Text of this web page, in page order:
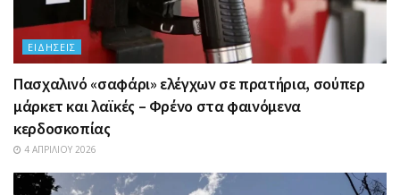
ΕΙΔΉΣΕΙΣ
Πασχαλινό «σαφάρι» ελέγχων σε πρατήρια, σούπερ
μάρκετ και λαϊκές – Φρένο στα φαινόμενα
κερδοσκοπίας
4 ΑΠΡΙΛΊΟΥ 2026